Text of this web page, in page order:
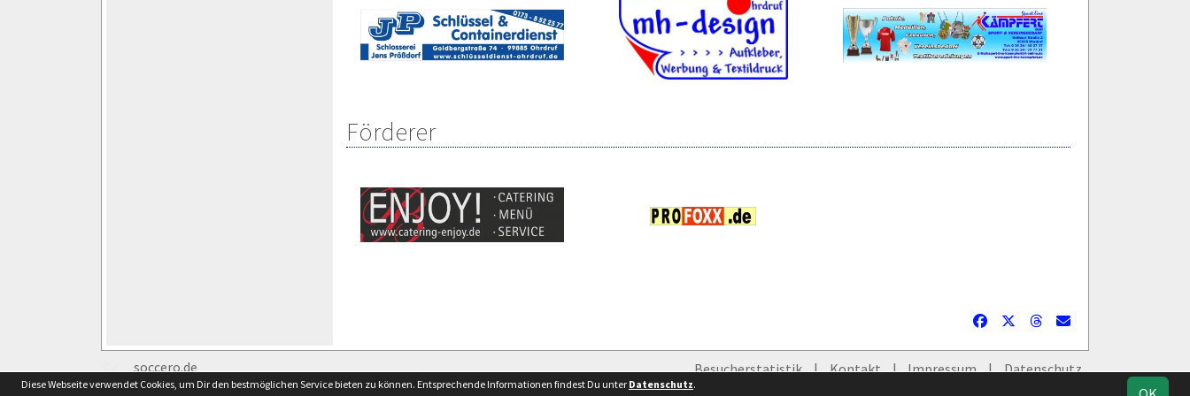
Förderer
soccero.de
© 2006 - 2026
Besucherstatistik Kontakt Impressum
Datenschutz
Diese Webseite verwendet Cookies, um Dir den bestmöglichen Service bieten zu können. Entsprechende Informationen findest Du unter Datenschutz.